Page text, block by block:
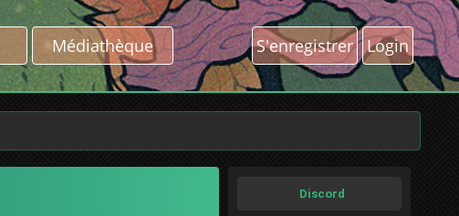
Médiathèque S'enregistrer Login
Discord